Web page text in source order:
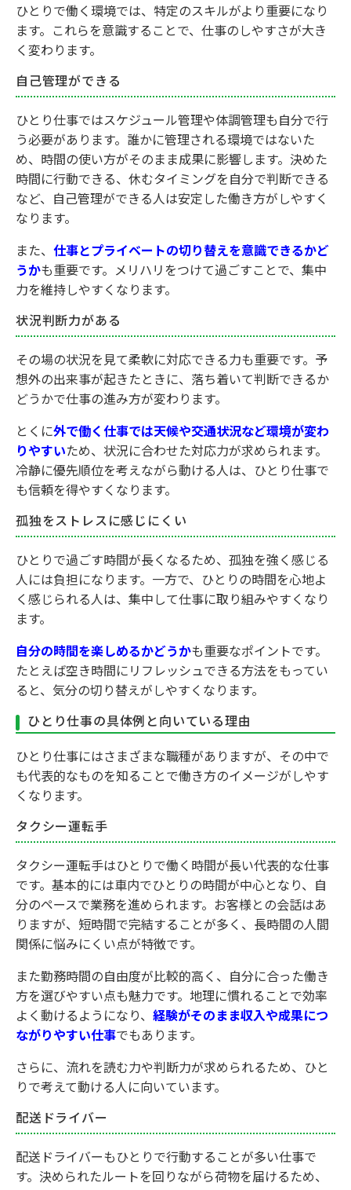
ひとりで働く環境では、特定のスキルがより重要になり
ます。これらを意識することで、仕事のしやすさが大き
く変わります。
自己管理ができる
ひとり仕事ではスケジュール管理や体調管理も自分で行
う必要があります。誰かに管理される環境ではないた
め、時間の使い方がそのまま成果に影響します。決めた
時間に行動できる、休むタイミングを自分で判断できる
など、自己管理ができる人は安定した働き方がしやすく
なります。
また、 仕事とプライベートの切り替えを意識できるかど
うかも重要です。メリハリをつけて過ごすことで、集中
力を維持しやすくなります。
状況判断力がある
その場の状況を見て柔軟に対応できる力も重要です。予
想外の出来事が起きたときに、落ち着いて判断できるか
どうかで仕事の進み方が変わります。
とくに外で働く仕事では天候や交通状況など環境が変わ
りやすいため、状況に合わせた対応力が求められます。
冷静に優先順位を考えながら動ける人は、ひとり仕事で
も信頼を得やすくなります。
孤独をストレスに感じにくい
ひとりで過ごす時間が長くなるため、孤独を強く感じる
人には負担になります。一方で、ひとりの時間を心地よ
く感じられる人は、集中して仕事に取り組みやすくなり
ます。
自分の時間を楽しめるかどうかも重要なポイントです。
たとえば空き時間にリフレッシュできる方法をもってい
ると、気分の切り替えがしやすくなります。
ひとり仕事の具体例と向いている理由
ひとり仕事にはさまざまな職種がありますが、その中で
も代表的なものを知ることで働き方のイメージがしやす
くなります。
タクシー運転手
タクシー運転手はひとりで働く時間が長い代表的な仕事
です。基本的には車内でひとりの時間が中心となり、自
分のペースで業務を進められます。お客様との会話はあ
りますが、短時間で完結することが多く、長時間の人間
関係に悩みにくい点が特徴です。
また勤務時間の自由度が比較的高く、自分に合った働き
方を選びやすい点も魅力です。地理に慣れることで効率
よく動けるようになり、 経験がそのまま収入や成果につ
ながりやすい仕事でもあります。
さらに、流れを読む力や判断力が求められるため、ひと
りで考えて動ける人に向いています。
配送ドライバー
配送ドライバーもひとりで行動することが多い仕事で
す。決められたルートを回りながら荷物を届けるため、